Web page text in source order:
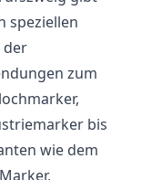
speziellen
der
zum
bis
wie dem